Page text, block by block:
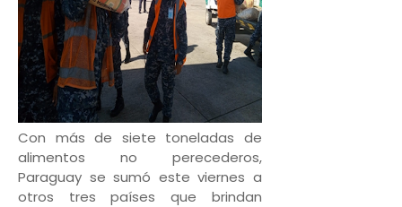
Con más de siete toneladas de
alimentos no perecederos,
Paraguay se sumó este viernes a
otros tres países que brindan